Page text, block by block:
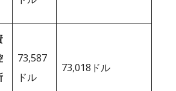
73,587
ドル
73,018ドル